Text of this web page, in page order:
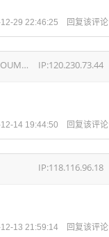
29 22:46:25 回复该评论
ONILOUMOU IP:120.230.73.44
14 19:44:50 回复该评论
IP:118.116.96.18
13 21:59:14 回复该评论